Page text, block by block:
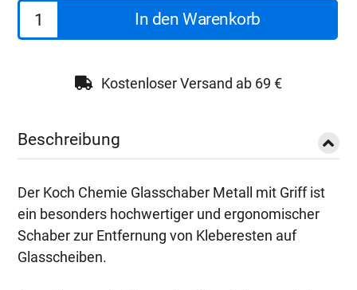
Koch
Chemie
Griff
Menge
In den Warenkorb
Kostenloser Versand ab 69 €
Beschreibung
Der Koch Chemie Glasschaber Metall mit Griff ist
ein besonders hochwertiger und ergonomischer
Schaber zur Entfernung von Kleberesten auf
Glasscheiben.